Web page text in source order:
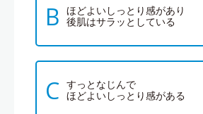
B ほどよいしっとり感があり
後肌はサラッとしている
C すっとなじんで
ほどよいしっとり感がある